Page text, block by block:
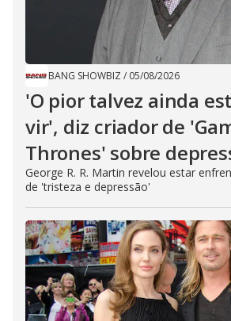
BANG SHOWBIZ / 05/08/2026
'O pior talvez ainda
vir', diz criador de
Thrones' sobre
George R. R. Martin revelou estar
de 'tristeza e depressão'